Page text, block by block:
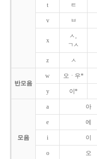
t ㅌ
v ㅂ
x
ㅅ,
ㄱㅅ
z ㅅ
반모음
w 오ㆍ우*
y 이*
모음
a 아
e 에
i 이
o 오